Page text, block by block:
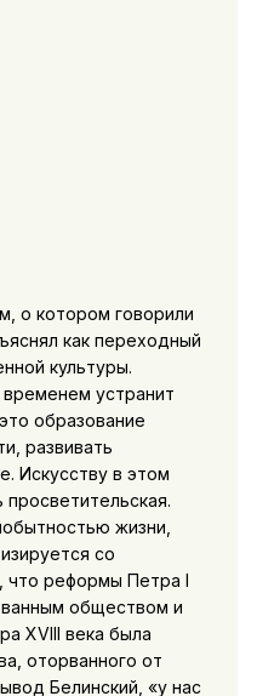
о котором говорили
как переходный
культуры.
устранит
образование
развивать
Искусству в этом
жизни,
со
что реформы Петра I
обществом и
XVIII века была
оторванного от
Белинский, «у нас